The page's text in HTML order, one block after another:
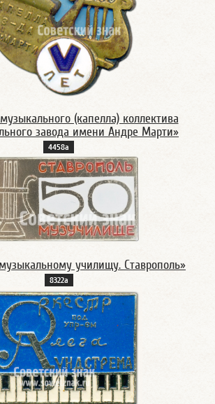
(капелла) коллектива
завода имени Андре Марти»
4458а
училищу. Ставрополь»
8322а